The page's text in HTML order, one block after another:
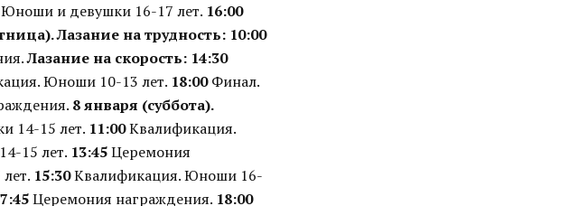
и девушки 16-17 лет. 16:00
Лазание на трудность: 10:00
Лазание на скорость: 14:30
Юноши 10-13 лет. 18:00Финал.
8 января (суббота).
14-15 лет. 11:00Квалификация.
15 лет. 13:45Церемония
15:30Квалификация. Юноши 16-
Церемония награждения. 18:00